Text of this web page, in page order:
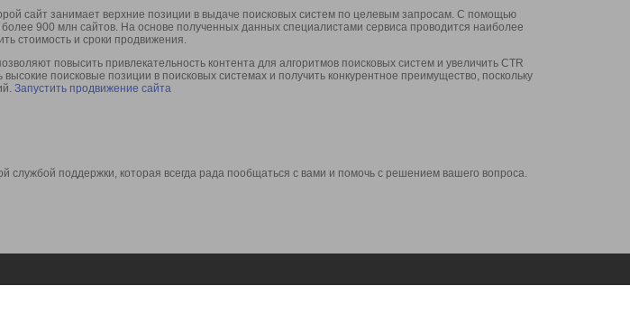
сайт занимает верхние позиции в выдаче поисковых систем по целевым запросам. С помощью
900 млн сайтов. На основе полученных данных специалистами сервиса проводится наиболее
стоимость и сроки продвижения.
повысить привлекательность контента для алгоритмов поисковых систем и увеличить CTR
поисковые позиции в поисковых системах и получить конкурентное преимущество, поскольку
Запустить продвижение сайта
службой поддержки, которая всегда рада пообщаться с вами и помочь с решением вашего вопроса.